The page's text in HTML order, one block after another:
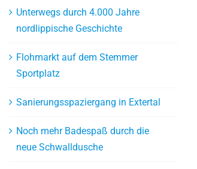
Unterwegs durch 4.000 Jahre
nordlippische Geschichte
Flohmarkt auf dem Stemmer
Sportplatz
Sanierungsspaziergang in Extertal
Noch mehr Badespaß durch die
neue Schwalldusche